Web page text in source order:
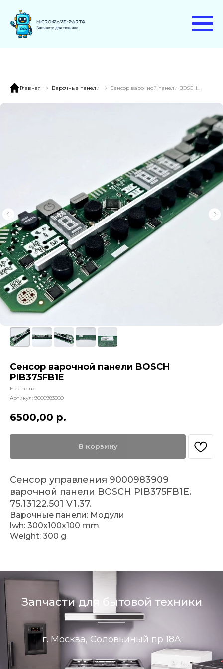
Главная Варочные панели
Сенсор варочной панели BOSCH
PIB375FB1E
Electrolux
Артикул: 9000983909
6500,00 р.
В корзину
Сенсор управления 9000983909
варочной панели BOSCH PIB375FB1E.
75.13122.501 V1.37.
Варочные панели: Модули
lwh: 300x100x100 mm
Weight: 300 g
Запчасти для бытовой техники
г. Москва, Соловьиный пр 18А